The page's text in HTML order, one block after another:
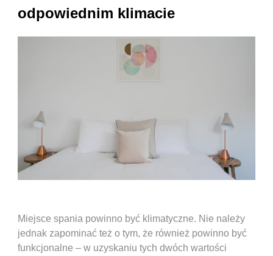
odpowiednim klimacie
Miejsce spania powinno być klimatyczne. Nie należy
jednak zapominać też o tym, że również powinno być
funkcjonalne – w uzyskaniu tych dwóch wartości